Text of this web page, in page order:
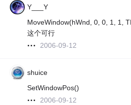
Y___Y
MoveWindow(hWnd, 0, 0, 1, 1,
这个可行
2006-09-12
shuice
SetWindowPos()
2006-09-12